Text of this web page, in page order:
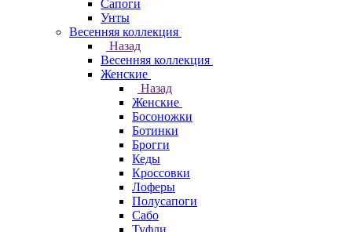
Сапоги
Унты
Весенняя коллекция
Назад
Весенняя коллекция
Женские
Назад
Женские
Босоножки
Ботинки
Брогги
Кеды
Кроссовки
Лоферы
Полусапоги
Сабо
Туфли